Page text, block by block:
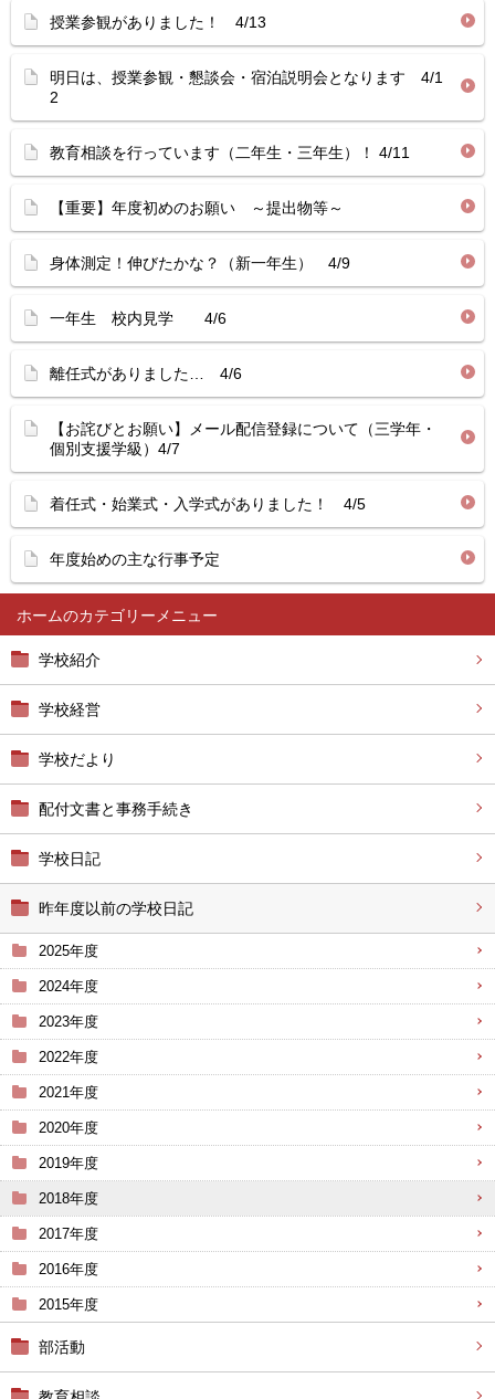
ホーム
学校紹介
学校経営
学校だより
配付文書と事務手続き
学校日記
昨年度以前の学校日記
2025年度
2024年度
2023年度
2022年度
2021年度
2020年度
2019年度
2018年度
2017年度
2016年度
2015年度
部活動
授業参観がありました！ 4/13
明日は、授業参観・懇談会・宿泊説明会となります 4/1
2
教育相談を行っています（二年生・三年生）！ 4/11
【重要】年度初めのお願い ～提出物等～
身体測定！伸びたかな？（新一年生） 4/9
一年生 校内見学 4/6
離任式がありました… 4/6
【お詫びとお願い】メール配信登録について（三学年・
個別支援学級）4/7
着任式・始業式・入学式がありました！ 4/5
年度始めの主な行事予定